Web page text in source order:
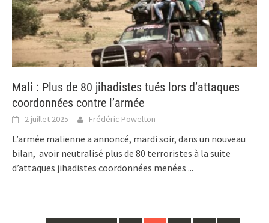
Mali : Plus de 80 jihadistes tués lors d’attaques
coordonnées contre l’armée
2 juillet 2025 Frédéric Powelton
L’armée malienne a annoncé, mardi soir, dans un nouveau
bilan, avoir neutralisé plus de 80 terroristes à la suite
d’attaques jihadistes coordonnées menées ...